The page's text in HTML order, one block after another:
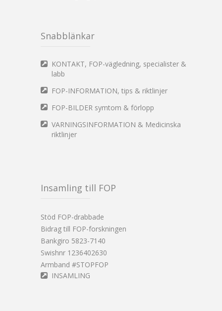
Snabblänkar
KONTAKT, FOP-vägledning, specialister &
labb
FOP-INFORMATION, tips & riktlinjer
FOP-BILDER symtom & förlopp
VARNINGSINFORMATION & Medicinska
riktlinjer
Insamling till FOP
Stöd FOP-drabbade
Bidrag till FOP-forskningen
Bankgiro 5823-7140
Swishnr 1236402630
Armband #STOPFOP
INSAMLING